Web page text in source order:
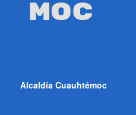
Alcaldía Cuauhtémoc